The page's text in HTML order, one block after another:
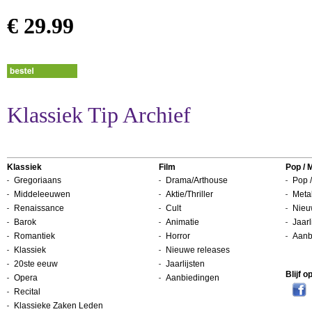
€ 29.99
Klassiek Tip Archief
Klassiek
Gregoriaans
Middeleeuwen
Renaissance
Barok
Romantiek
Klassiek
20ste eeuw
Opera
Recital
Klassieke Zaken Leden
Film
Drama/Arthouse
Aktie/Thriller
Cult
Animatie
Horror
Nieuwe releases
Jaarlijsten
Aanbiedingen
Pop /
Pop
Blijf